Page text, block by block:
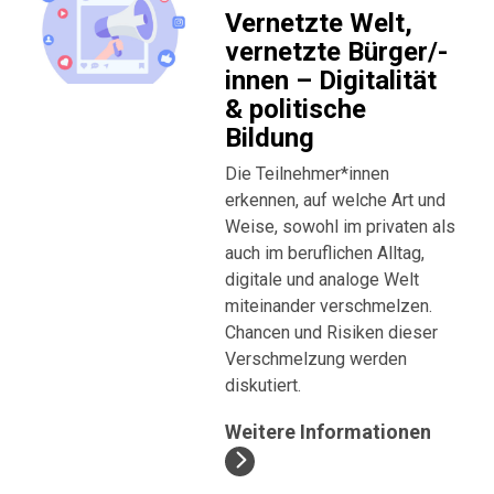
Vernetzte Welt,
vernetzte Bürger/-
innen – Digitalität
& politische
Bildung
Die Teilnehmer*innen
erkennen, auf welche Art und
Weise, sowohl im privaten als
auch im beruflichen Alltag,
digitale und analoge Welt
miteinander verschmelzen.
Chancen und Risiken dieser
Verschmelzung werden
diskutiert.
Weitere Informationen